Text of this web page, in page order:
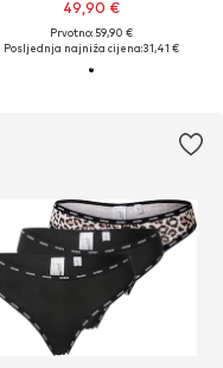
49,90 €
Prvotno: 59,90 €
Posljednja najniža cijena:31,41 €